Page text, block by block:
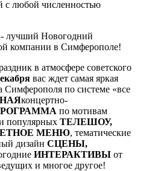
с любой численностью
лучший Новогодний
компании в Симферополе!
в атмосфере советского
вас ждет самая яркая
Симферополя по системе «все
концертно-
по мотивам
популярных ТЕЛЕШОУ,
МЕНЮ, тематические
дизайн СЦЕНЫ,
ИНТЕРАКТИВЫ от
и многое другое!